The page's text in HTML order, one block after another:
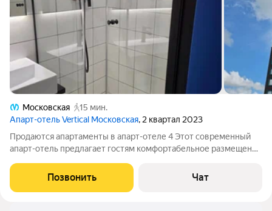
Московская
15 мин.
Апарт-отель Vertical Московская, 2 квартал 2023
Продаются апартаменты в апарт-отеле 4 Этот современный
апарт-отель предлагает гостям комфортабельное размещение
инфраструктуре и расположению недалеко от аэропорта и
метро, он пользуется популярностью
Позвонить Чат